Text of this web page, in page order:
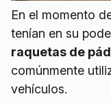
En el momento
tenían en su
raquetas de
comúnmente
vehículos.